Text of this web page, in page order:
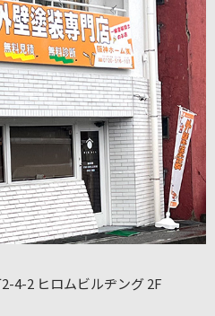
4-2 ヒロムビルヂング 2F